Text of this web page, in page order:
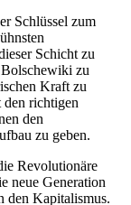
Schlüssel zum
Schicht zu
Bolschewiki zu
Kraft zu
den richtigen
den
zu geben.
Revolutionäre
neue Generation
den Kapitalismus.